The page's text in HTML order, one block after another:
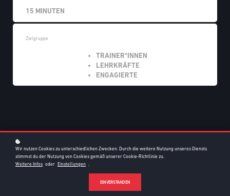
15 MINUTEN
Zielgruppe
TRAINER*INNEN
LEHRKRÄFTE
ENGAGIERTE
Wir nutzen Cookies zu unterschiedlichen Zwecken. Durch die weitere Nutzung unseres Diensts
stimmst du der Nutzung von Cookies gemäß unserer Cookie-Richtlinie zu.
Weitere Infos oder Einstellungen .
EINVERSTANDEN